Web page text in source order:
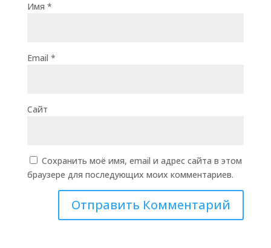
Имя *
Email *
Сайт
Сохранить моё имя, email и адрес сайта в этом
браузере для последующих моих комментариев.